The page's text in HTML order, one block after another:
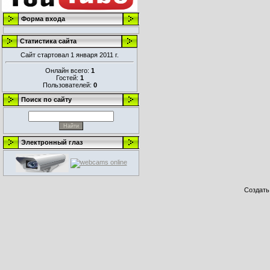
Форма входа
Статистика сайта
Сайт стартовал 1 января 2011 г.
Онлайн всего: 1
Гостей: 1
Пользователей: 0
Поиск по сайту
Электронный глаз